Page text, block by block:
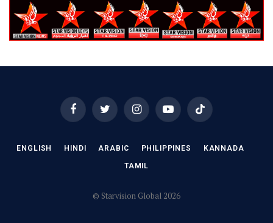
FacebookTwitter InstagramYouTubeTikTok
ENGLISH HINDI ARABIC PHILIPPINES KANNADA
TAMIL
© Starvision Global 2026